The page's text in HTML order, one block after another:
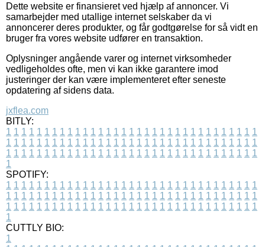
Dette website er finansieret ved hjælp af annoncer. Vi
samarbejder med utallige internet selskaber da vi
annoncerer deres produkter, og får godtgørelse for så vidt en
bruger fra vores website udfører en transaktion.
Oplysninger angående varer og internet virksomheder
vedligeholdes ofte, men vi kan ikke garantere imod
justeringer der kan være implementeret efter seneste
opdatering af sidens data.
jxflea.com
BITLY:
1 1 1 1 1 1 1 1 1 1 1 1 1 1 1 1 1 1 1 1 1 1 1 1 1 1 1 1 1 1 1 1 1
1 1 1 1 1 1 1 1 1 1 1 1 1 1 1 1 1 1 1 1 1 1 1 1 1 1 1 1 1 1 1 1 1
1 1 1 1 1 1 1 1 1 1 1 1 1 1 1 1 1 1 1 1 1 1 1 1 1 1 1 1 1 1 1 1 1
1
SPOTIFY:
1 1 1 1 1 1 1 1 1 1 1 1 1 1 1 1 1 1 1 1 1 1 1 1 1 1 1 1 1 1 1 1 1
1 1 1 1 1 1 1 1 1 1 1 1 1 1 1 1 1 1 1 1 1 1 1 1 1 1 1 1 1 1 1 1 1
1 1 1 1 1 1 1 1 1 1 1 1 1 1 1 1 1 1 1 1 1 1 1 1 1 1 1 1 1 1 1 1 1
1
CUTTLY BIO:
1